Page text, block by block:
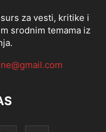
za vesti, kritike i
srodnim temama iz